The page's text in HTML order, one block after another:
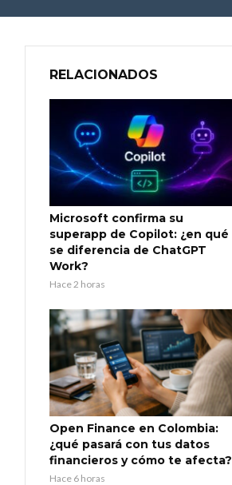
RELACIONADOS
Microsoft confirma su
superapp de Copilot: ¿en qué
se diferencia de ChatGPT
Work?
Hace 2 horas
Open Finance en Colombia:
¿qué pasará con tus datos
financieros y cómo te afecta?
Hace 6 horas